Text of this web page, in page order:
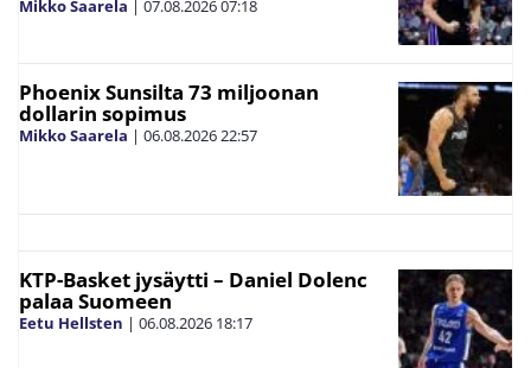
Mikko Saarela 07.08.202607:18
Phoenix Sunsilta 73 miljoonan
dollarin sopimus
Mikko Saarela | 06.08.202622:57
KTP-Basket jysäytti – Daniel Dolenc
palaa Suomeen
Eetu Hellsten | 06.08.2026 18:17